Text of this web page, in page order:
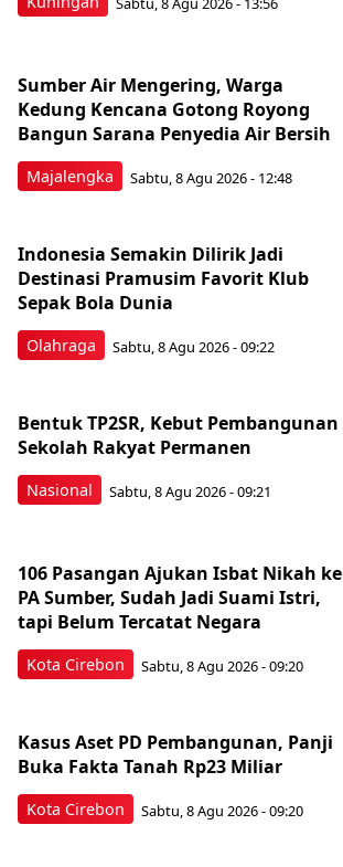
Majalengka
Sumber Air Mengering, Warga
Kedung Kencana Gotong Royong
Bangun Sarana Penyedia Air Bersih
Sabtu, 8 Agu 2026 - 12:48
Olahraga
Indonesia Semakin Dilirik Jadi
Destinasi Pramusim Favorit Klub
Sepak Bola Dunia
Sabtu, 8 Agu 2026 - 09:22
Nasional
Bentuk TP2SR, Kebut Pembangunan
Sekolah Rakyat Permanen
Sabtu, 8 Agu 2026 - 09:21
Kota Cirebon
106 Pasangan Ajukan Isbat Nikah ke
PA Sumber, Sudah Jadi Suami Istri,
tapi Belum Tercatat Negara
Sabtu, 8 Agu 2026 - 09:20
Kota Cirebon
Kasus Aset PD Pembangunan, Panji
Buka Fakta Tanah Rp23 Miliar
Sabtu, 8 Agu 2026 - 09:20